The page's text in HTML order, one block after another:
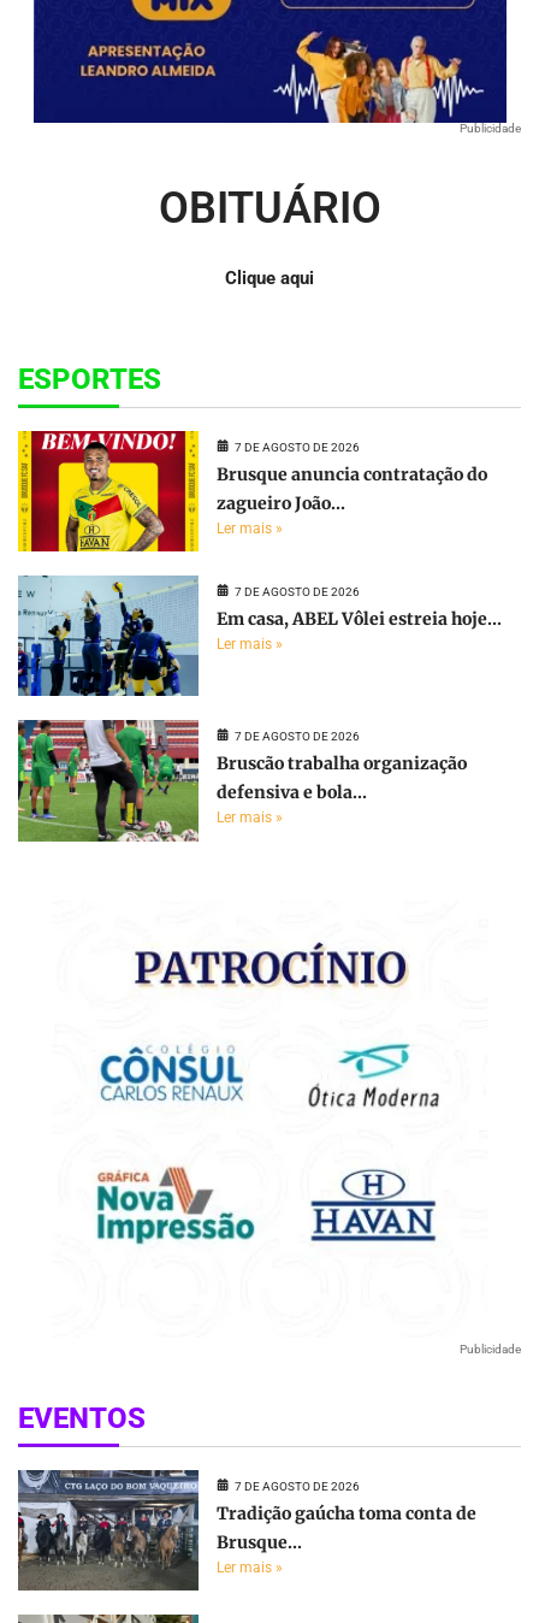
Publicidade
OBITUÁRIO
Clique aqui
ESPORTES
7 DE AGOSTO DE 2026
Brusque anuncia contratação do
zagueiro João...
Ler mais »
7 DE AGOSTO DE 2026
Em casa, ABEL Vôlei estreia hoje...
Ler mais »
7 DE AGOSTO DE 2026
Bruscão trabalha organização
defensiva e bola...
Ler mais »
Publicidade
EVENTOS
7 DE AGOSTO DE 2026
Tradição gaúcha toma conta de
Brusque...
Ler mais »